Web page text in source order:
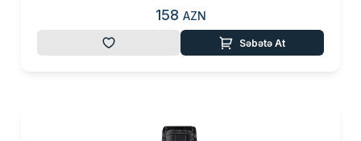
158 AZN
Səbətə At